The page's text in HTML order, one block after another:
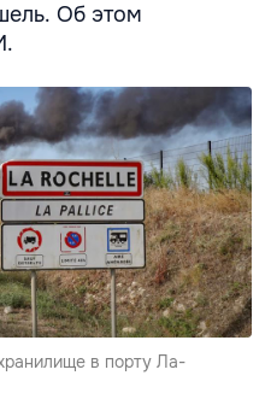
Об этом
в порту Ла-